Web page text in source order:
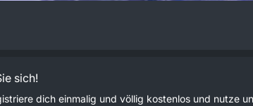
sich!
dich einmalig und völlig kostenlos und nutze